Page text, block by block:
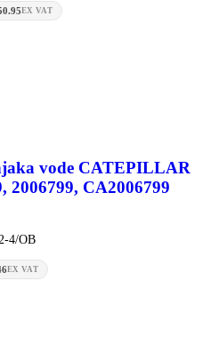
EX VAT
vode CATEPILLAR
2006799, CA2006799
4/OB
EX VAT